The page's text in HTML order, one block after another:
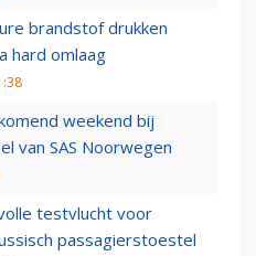
brandstof drukken
hard omlaag
weekend bij
van SAS Noorwegen
testvlucht voor
passagierstoestel